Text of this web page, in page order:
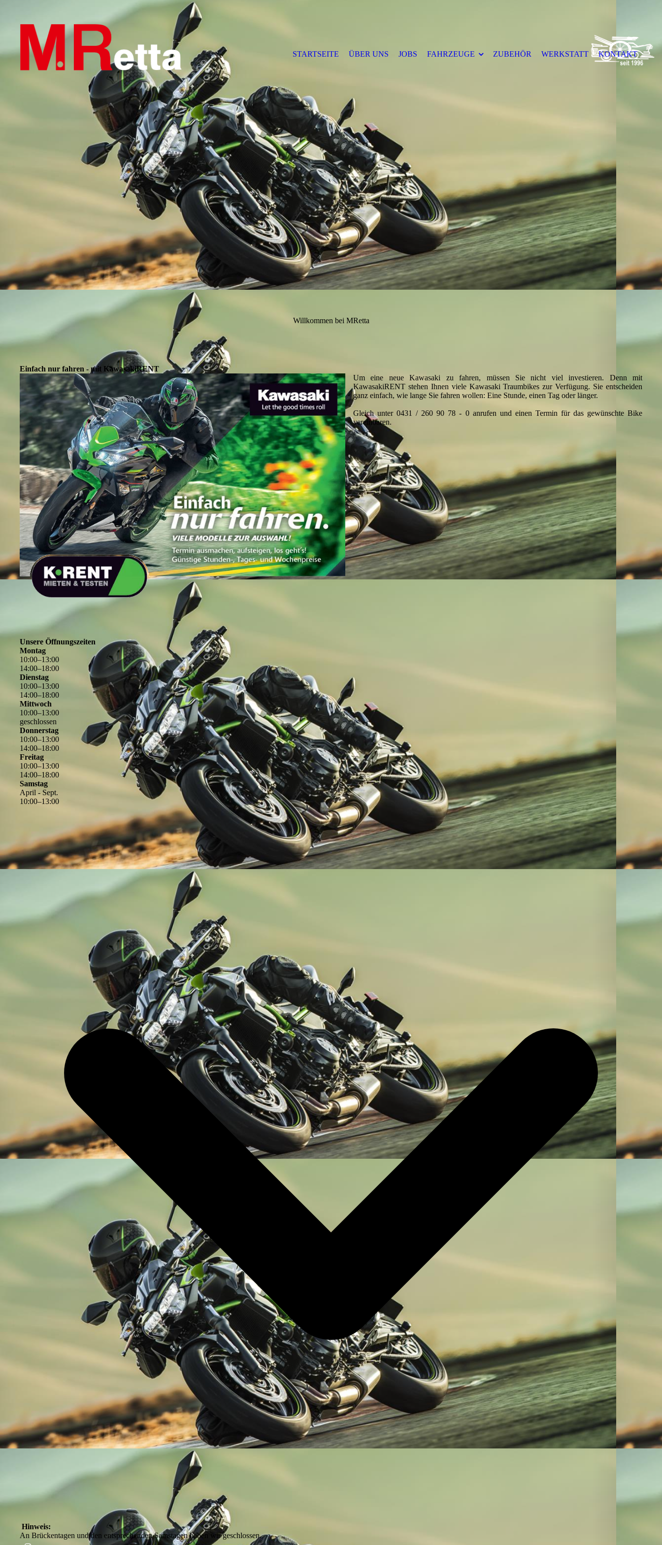
STARTSEITE ÜBER UNS JOBS FAHRZEUGE ZUBEHÖR WERKSTATT KONTAKT
Willkommen bei MRetta
Einfach nur fahren - mit KawasakiRENT
Um eine neue Kawasaki zu fahren, müssen Sie nicht viel investieren. Denn mit
KawasakiRENT stehen Ihnen viele Kawasaki Traumbikes zur Verfügung. Sie entscheiden
ganz einfach, wie lange Sie fahren wollen: Eine Stunde, einen Tag oder länger.
Gleich unter 0431 / 260 90 78 - 0 anrufen und einen Termin für das gewünschte Bike
vereinbaren.
Unsere Öffnungszeiten
Montag
10:00–13:00
14:00–18:00
Dienstag
10:00–13:00
14:00–18:00
Mittwoch
10:00–13:00
geschlossen
Donnerstag
10:00–13:00
14:00–18:00
Freitag
10:00–13:00
14:00–18:00
Samstag
April - Sept.
10:00–13:00
Hinweis:
An Brückentagen und den entsprechenden Samstagen haben wir geschlossen.